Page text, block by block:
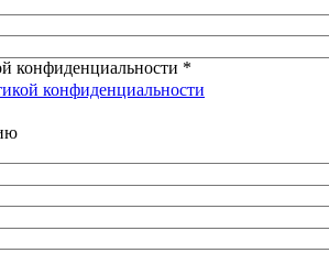
конфиденциальности *
конфиденциальности